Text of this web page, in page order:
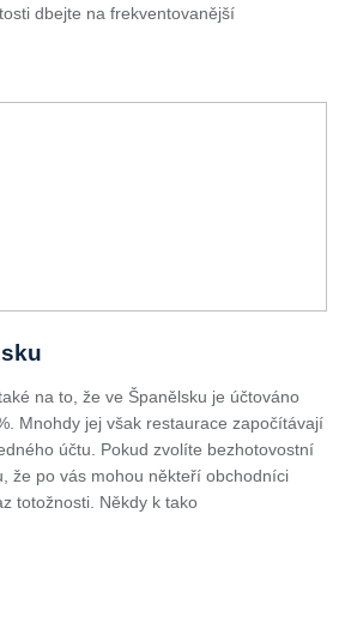
dbejte na frekventovanější
na to, že ve Španělsku je účtováno
Mnohdy jej však restaurace započítávají
účtu. Pokud zvolíte bezhotovostní
že po vás mohou někteří obchodníci
totožnosti. Někdy k tako